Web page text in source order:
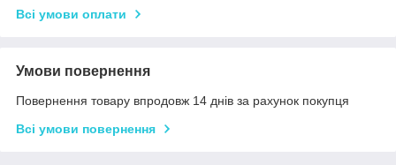
Всі умови оплати
Умови повернення
Повернення товару впродовж 14 днів за рахунок покупця
Всі умови повернення